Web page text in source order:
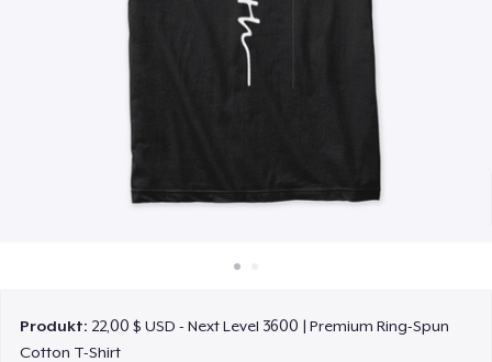
Überall verkaufen
Produkt: 22,00 $ USD - Next Level 3600 | Premium Ring-Spun
Cotton T-Shirt